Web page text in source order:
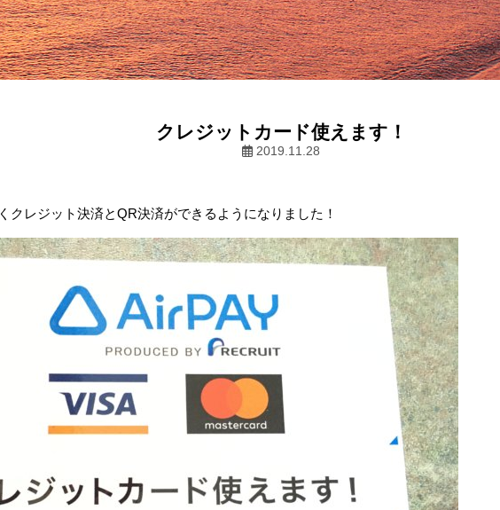
クレジットカード使えます！
2019.11.28
クレジット決済とQR決済ができるようになりました！